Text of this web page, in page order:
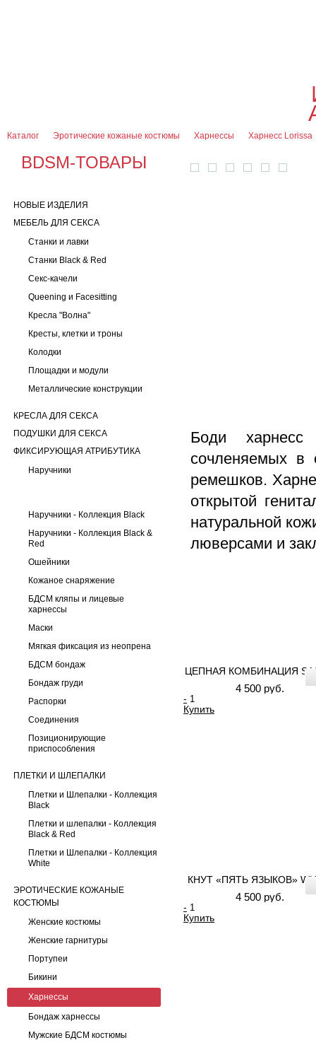
Каталог Эротические кожаные костюмы Харнессы Харнесс Lorissa
BDSM-ТОВАРЫ
НОВЫЕ ИЗДЕЛИЯ
МЕБЕЛЬ ДЛЯ СЕКСА
Станки и лавки
Станки Black & Red
Секс-качели
Queening и Facesitting
Кресла "Волна"
Кресты, клетки и троны
Колодки
Площадки и модули
Металлические конструкции
КРЕСЛА ДЛЯ СЕКСА
ПОДУШКИ ДЛЯ СЕКСА
ФИКСИРУЮЩАЯ АТРИБУТИКА
Наручники
Наручники - Коллекция Black
Наручники - Коллекция Black &
Red
Ошейники
Кожаное снаряжение
БДСМ кляпы и лицевые
харнессы
Маски
Мягкая фиксация из неопрена
БДСМ бондаж
Бондаж груди
Распорки
Соединения
Позиционирующие
приспособления
ПЛЕТКИ И ШЛЕПАЛКИ
Плетки и Шлепалки - Коллекция
Black
Плетки и шлепалки - Коллекция
Black & Red
Плетки и Шлепалки - Коллекция
White
ЭРОТИЧЕСКИЕ КОЖАНЫЕ
КОСТЮМЫ
Женские костюмы
Женские гарнитуры
Портупеи
Бикини
Харнессы
Бондаж харнессы
Мужские БДСМ костюмы
Боди
сочленяемых в
ремешков.
открытой
натуральной
люверсами и
ЦЕПНАЯ КОМБИНАЦИЯ
4 500 руб.
-
Купить
КНУТ «ПЯТЬ ЯЗЫКОВ»
4 500 руб.
-
Купить